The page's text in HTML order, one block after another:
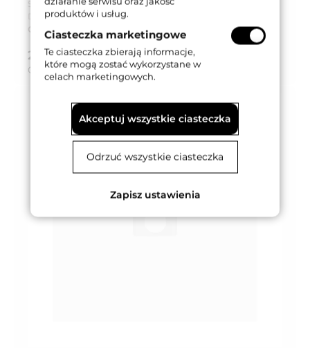
Seria produktu:
LC 019
Dostępność:
Na zamówienie
Czas dostawy: Do 8 tygodni
269,83 złbrutto (z VAT 23%)
Cena za:kpl
produktów i usług.
Ciasteczka marketingowe
Te ciasteczka zbierają informacje,
które mogą zostać wykorzystane w
celach marketingowych.
Akceptuj wszystkie ciasteczka
Odrzuć wszystkie ciasteczka
Zapisz ustawienia